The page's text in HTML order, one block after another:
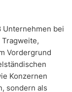
Unternehmen bei
Vordergrund
Konzernen
sondern als